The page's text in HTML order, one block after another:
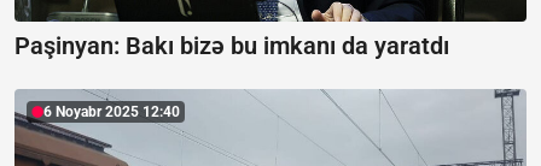
Paşinyan: Bakı bizə bu imkanı da yaratdı
6 Noyabr 2025 12:40